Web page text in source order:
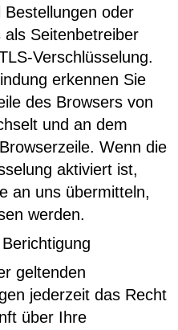
oder
Seitenbetreiber
Verschlüsselung.
erkennen Sie
des Browsers von
und an dem
Wenn die
aktiviert ist,
an uns übermitteln,
werden.
geltenden
jederzeit das Recht
über Ihre